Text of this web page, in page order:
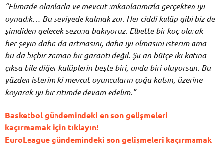
“Elimizde olanlarla ve mevcut imkanlarımızla gerçekten iyi
oynadık… Bu seviyede kalmak zor. Her ciddi kulüp gibi biz de
şimdiden gelecek sezona bakıyoruz. Elbette bir koç olarak
her şeyin daha da artmasını, daha iyi olmasını isterim ama
bu da hiçbir zaman bir garanti değil. Şu an bütçe iki katına
çıksa bile diğer kulüplerin beşte biri, onda biri oluyorsun. Bu
yüzden isterim ki mevcut oyuncuların çoğu kalsın, üzerine
koyarak iyi bir ritimde devam edelim.”
Basketbol gündemindeki en son gelişmeleri
kaçırmamak için tıklayın!
EuroLeague gündemindeki son gelişmeleri kaçırmamak